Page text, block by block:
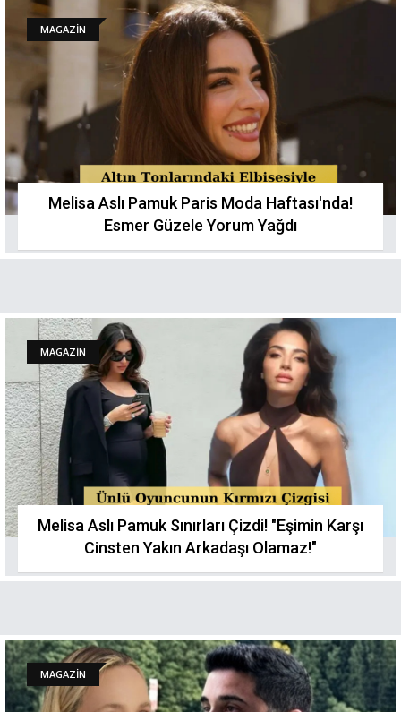
MAGAZİN
Melisa Aslı Pamuk Paris Moda Haftası'nda!
Esmer Güzele Yorum Yağdı
MAGAZİN
Melisa Aslı Pamuk Sınırları Çizdi! "Eşimin Karşı
Cinsten Yakın Arkadaşı Olamaz!"
MAGAZİN